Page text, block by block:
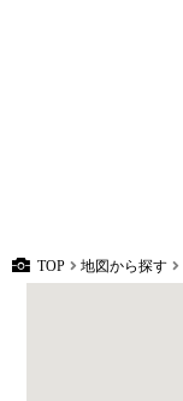
TOP 地図から探す